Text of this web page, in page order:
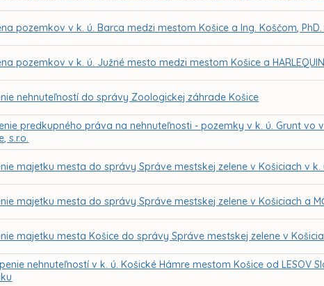
pozemkov v k. ú. Barca medzi mestom Košice a Ing. Koščom,
pozemkov v k. ú. Južné mesto medzi mestom Košice a HARLEQUIN
nehnuteľností do správy Zoologickej záhrade Košice
predkupného práva na nehnuteľnosti - pozemky v k. ú. Grunt vo
s.r.o.
majetku mesta do správy Správe mestskej zelene v Košiciach v k.
majetku mesta do správy Správe mestskej zelene v Košiciach a
majetku mesta Košice do správy Správe mestskej zelene v
nehnuteľností v k. ú. Košické Hámre mestom Košice od LESOV